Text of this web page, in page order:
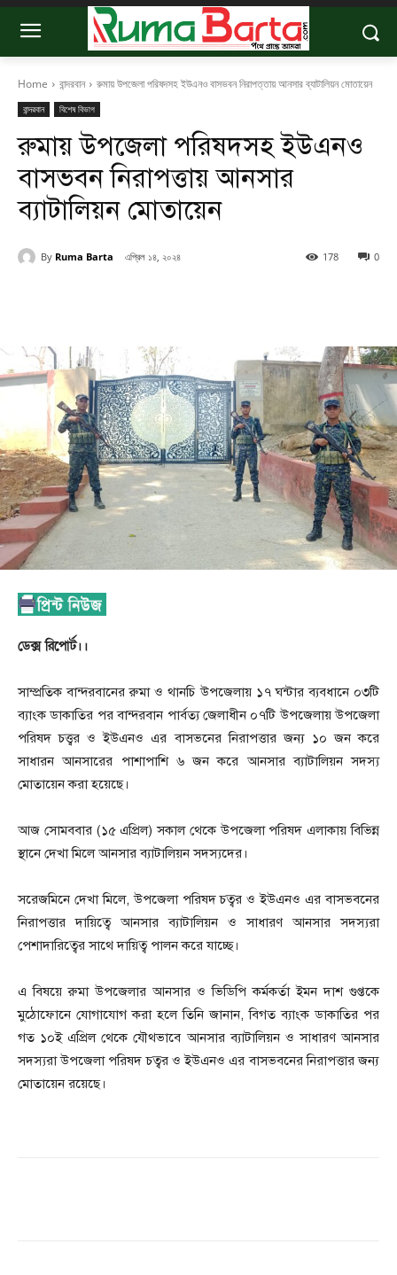
Home বান্দরবান রুমায় উপজেলা পরিষদসহ ইউএনও বাসভবন নিরাপত্তায় আনসার ব্যাটালিয়ন মোতায়েন
বান্দরবান বিশেষ বিভাগ
রুমায় উপজেলা পরিষদসহ ইউএনও
বাসভবন নিরাপত্তায় আনসার
ব্যাটালিয়ন মোতায়েন
By Ruma Barta এপ্রিল ১৪, ২০২৪ 0
178
ডেক্স রিপোর্ট।।
সাম্প্রতিক বান্দরবানের রুমা ও থানচি উপজেলায় ১৭ ঘন্টার ব্যবধানে ০৩টি
ব্যাংক ডাকাতির পর বান্দরবান পার্বত্য জেলাধীন ০৭টি উপজেলায় উপজেলা
পরিষদ চত্ত্বর ও ইউএনও এর বাসভনের নিরাপত্তার জন্য ১০ জন করে
সাধারন আনসারের পাশাপাশি ৬ জন করে আনসার ব্যাটালিয়ন সদস্য
মোতায়েন করা হয়েছে।
আজ সোমববার (১৫ এপ্রিল) সকাল থেকে উপজেলা পরিষদ এলাকায় বিভিন্ন
স্থানে দেখা মিলে আনসার ব্যাটালিয়ন সদস্যদের।
সরেজমিনে দেখা মিলে, উপজেলা পরিষদ চত্বর ও ইউএনও এর বাসভবনের
নিরাপত্তার দায়িত্বে আনসার ব্যাটালিয়ন ও সাধারণ আনসার সদস্যরা
পেশাদারিত্বের সাথে দায়িত্ব পালন করে যাচ্ছে।
এ বিষয়ে রুমা উপজেলার আনসার ও ভিডিপি কর্মকর্তা ইমন দাশ গুপ্তকে
মুঠোফোনে যোগাযোগ করা হলে তিনি জানান, বিগত ব্যাংক ডাকাতির পর
গত ১০ই এপ্রিল থেকে যৌথভাবে আনসার ব্যাটালিয়ন ও সাধারণ আনসার
সদস্যরা উপজেলা পরিষদ চত্বর ও ইউএনও এর বাসভবনের নিরাপত্তার জন্য
মোতায়েন রয়েছে।